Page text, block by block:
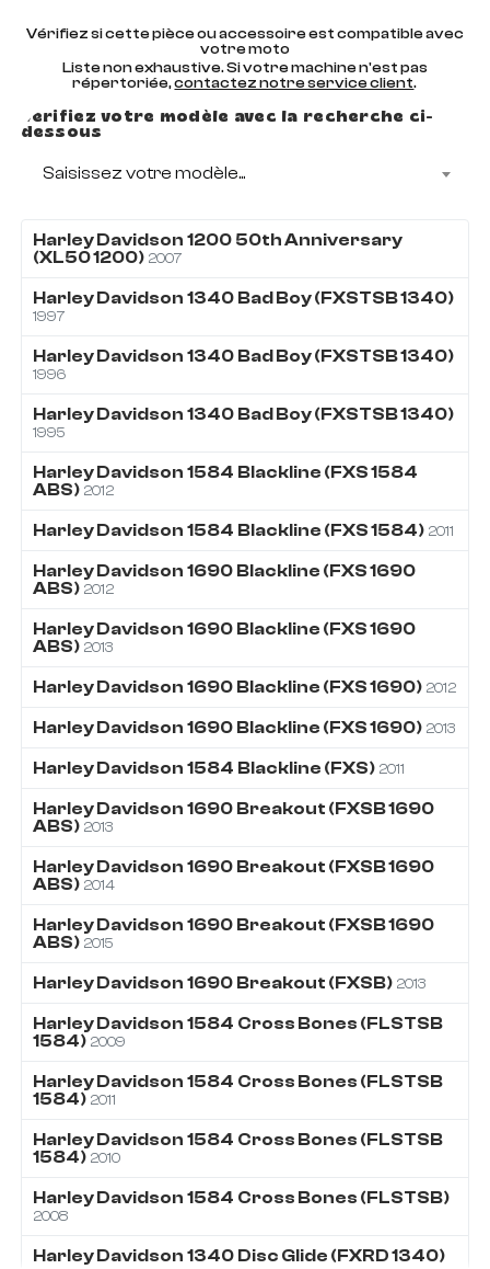
Vérifiez si cette pièce ou accessoire est compatible avec
votre moto
Liste non exhaustive. Si votre machine n'est pas
répertoriée,contactez notre service client.
Vérifiez votre modèle avec la recherche ci-
dessous
Saisissez votre modèle...
Harley Davidson 1200 50th Anniversary
(XL50 1200) 2007
Harley Davidson 1340 Bad Boy (FXSTSB 1340)
1997
Harley Davidson 1340 Bad Boy (FXSTSB 1340)
1996
Harley Davidson 1340 Bad Boy (FXSTSB 1340)
1995
Harley Davidson 1584 Blackline (FXS 1584
ABS) 2012
Harley Davidson 1584 Blackline (FXS 1584) 2011
Harley Davidson 1690 Blackline (FXS 1690
ABS) 2012
Harley Davidson 1690 Blackline (FXS 1690
ABS) 2013
Harley Davidson 1690 Blackline (FXS 1690) 2012
Harley Davidson 1690 Blackline (FXS 1690) 2013
Harley Davidson 1584 Blackline (FXS) 2011
Harley Davidson 1690 Breakout (FXSB 1690
ABS) 2013
Harley Davidson 1690 Breakout (FXSB 1690
ABS) 2014
Harley Davidson 1690 Breakout (FXSB 1690
ABS) 2015
Harley Davidson 1690 Breakout (FXSB) 2013
Harley Davidson 1584 Cross Bones (FLSTSB
1584) 2009
Harley Davidson 1584 Cross Bones (FLSTSB
1584) 2011
Harley Davidson 1584 Cross Bones (FLSTSB
1584) 2010
Harley Davidson 1584 Cross Bones (FLSTSB)
2008
Harley Davidson 1340 Disc Glide (FXRD 1340)